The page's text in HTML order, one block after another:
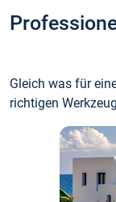
Gleich was für
richtigen